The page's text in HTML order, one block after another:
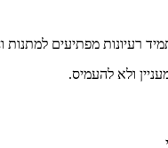
ולא להעמיס.